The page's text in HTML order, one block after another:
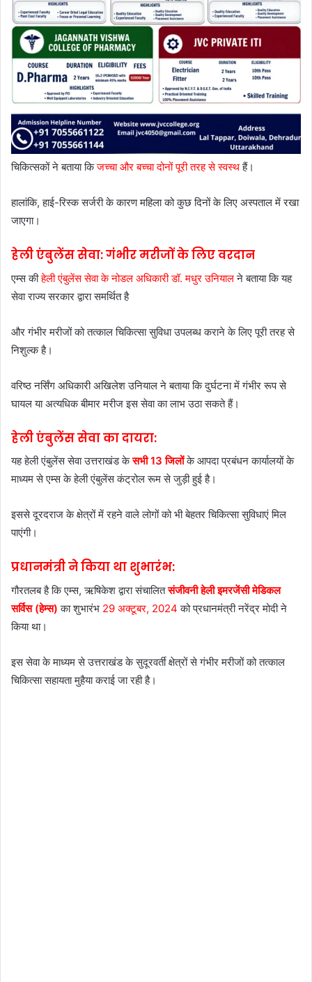
चिकित्सकों ने बताया किजच्चा और बच्चा दोनों पूरी तरह से स्वस्थहैं।
हालांकि, हाई-रिस्क सर्जरी के कारण महिला को कुछ दिनों के लिए अस्पताल में रखा
जाएगा।
हेली एंबुलेंस सेवा: गंभीर मरीजों के लिए वरदान
एम्स कीहेली एंबुलेंस सेवा के नोडल अधिकारी डॉ. मधुर उनियालने बताया कि यह
सेवा राज्य सरकार द्वारा समर्थित है
और गंभीर मरीजों को तत्काल चिकित्सा सुविधा उपलब्ध कराने के लिए पूरी तरह से
निशुल्क है।
वरिष्ठ नर्सिंग अधिकारी अखिलेश उनियाल ने बताया कि दुर्घटना में गंभीर रूप से
घायल या अत्यधिक बीमार मरीज इस सेवा का लाभ उठा सकते हैं।
हेली एंबुलेंस सेवा का दायरा:
यह हेली एंबुलेंस सेवा उत्तराखंड केसभी 13 जिलोंके आपदा प्रबंधन कार्यालयों के
माध्यम से एम्स के हेली एंबुलेंस कंट्रोल रूम से जुड़ी हुई है।
इससे दूरदराज के क्षेत्रों में रहने वाले लोगों को भी बेहतर चिकित्सा सुविधाएं मिल
पाएंगी।
प्रधानमंत्री ने किया था शुभारंभ:
गौरतलब है कि एम्स, ऋषिकेश द्वारा संचालितसंजीवनी हेली इमरजेंसी मेडिकल
सर्विस (हेम्स) का शुभारंभ 29 अक्टूबर, 2024 को प्रधानमंत्री नरेंद्र मोदी ने
किया था।
इस सेवा के माध्यम से उत्तराखंड के सुदूरवर्ती क्षेत्रों से गंभीर मरीजों को तत्काल
चिकित्सा सहायता मुहैया कराई जा रही है।